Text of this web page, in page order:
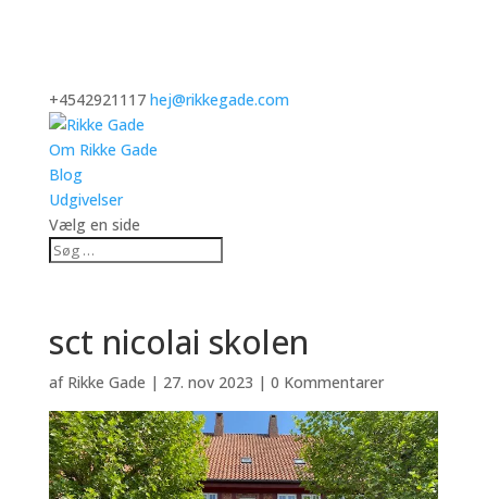
+4542921117 hej@rikkegade.com
Om Rikke Gade
Blog
Udgivelser
Vælg en side
sct nicolai skolen
af Rikke Gade | 27. nov 2023 | 0 Kommentarer